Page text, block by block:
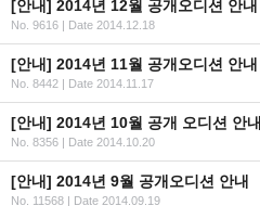
[안내] 2014년 12월 공개오디션 안내
No. 9616 | Date 2014.12.18
[안내] 2014년 11월 공개오디션 안내
No. 8442 | Date 2014.11.17
[안내] 2014년 10월 공개 오디션 안내
No. 8356 | Date 2014.10.20
[안내] 2014년 9월 공개오디션 안내
No. 11568 | Date 2014.09.19